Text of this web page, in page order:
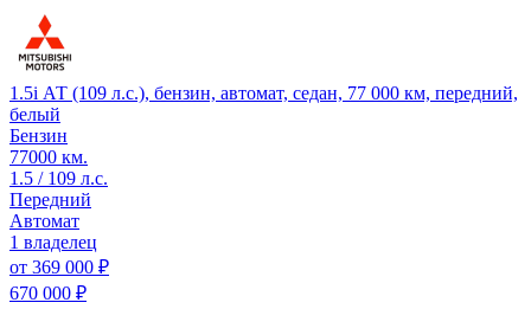
1.5i АТ (109 л.с.), бензин, автомат, седан, 77 000 км, передний,
белый
Бензин
77000 км.
1.5 / 109 л.с.
Передний
Автомат
1 владелец
от 369 000 ₽
670 000 ₽